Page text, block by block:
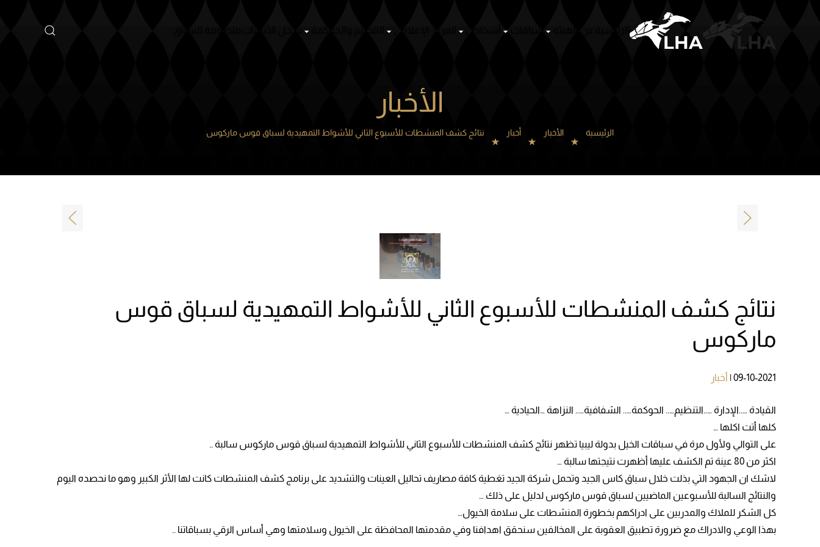
Skip to main content
الأخبار
الرئيسية الأخبار أخبار نتائج كشف المنشطات للأسبوع الثاني للأشواط التمهيدية لسباق قوس ماركوس
نتائج كشف المنشطات للأسبوع الثاني للأشواط التمهيدية لسباق قوس
ماركوس
09-10-2021
| أخبار
القيادة …..الإدارة …..التنظيم….. الحوكمة….. الشفافية….. النزاهة …الحيادية …
كلها أتت اكلها …
على التوالي ولأول مرة في سباقات الخيل بدولة ليبيا تظهر نتائج كشف المنشطات للأسبوع الثاني للأشواط التمهيدية لسباق قوس ماركوس سالبة ..
اكثر من 80 عينة تم الكشف عليها أظهرت نتيجتها سالبة …
لاشك ان الجهود التي بذلت خلال سباق كاس الجيد وتحمل شركة الجيد تغطية كافة مصاريف تحاليل العينات والتشديد على برنامج كشف المنشطات كانت لها الأثر الكبير وهو ما نحصده اليوم
والنتائج السالبة للأسبوعين الماضيين لسباق قوس ماركوس لدليل على ذلك …
كل الشكر للملاك والمدربين على ادراكهم بخطورة المنشطات على سلامة الخيول…
بهذا الوعي والادراك مع ضرورة تطبيق العقوبة على المخالفين سنحقق اهدافنا وفي مقدمتها المحافظة على الخيول وسلامتها وهي أساس الرقي بسباقاتنا ..